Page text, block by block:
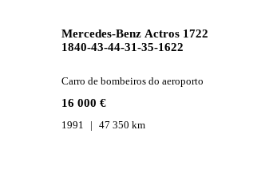
Mercedes-Benz Actros 1722
1840-43-44-31-35-1622
16 000 €
Carro de bombeiros do aeroporto
1991 47 350 km